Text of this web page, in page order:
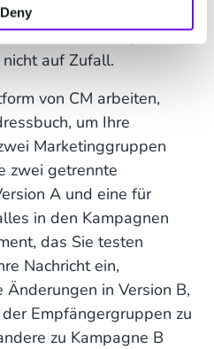
Deny das Sie erhalten, auf
Änderungen
auf Zufall.
von CM arbeiten,
um Ihre
Marketinggruppen
zwei getrennte
A und eine für
in den Kampagnen
das Sie testen
Nachricht ein,
in Version B,
Empfängergruppen zu
zu Kampagne B